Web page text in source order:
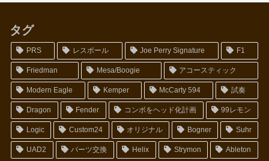
タグ
PRS レスポール Joe Perry Signature F1
Friedman Mesa/Boogie アコースティック
Modern Eagle Kemper McCarty 594 試奏
Dragon Fender コンボをヘッド化計画 99レモン
Logic Custom24 オリジナル Bogner Suhr
UAD2 パーツ交換 Helix Strymon Ableton